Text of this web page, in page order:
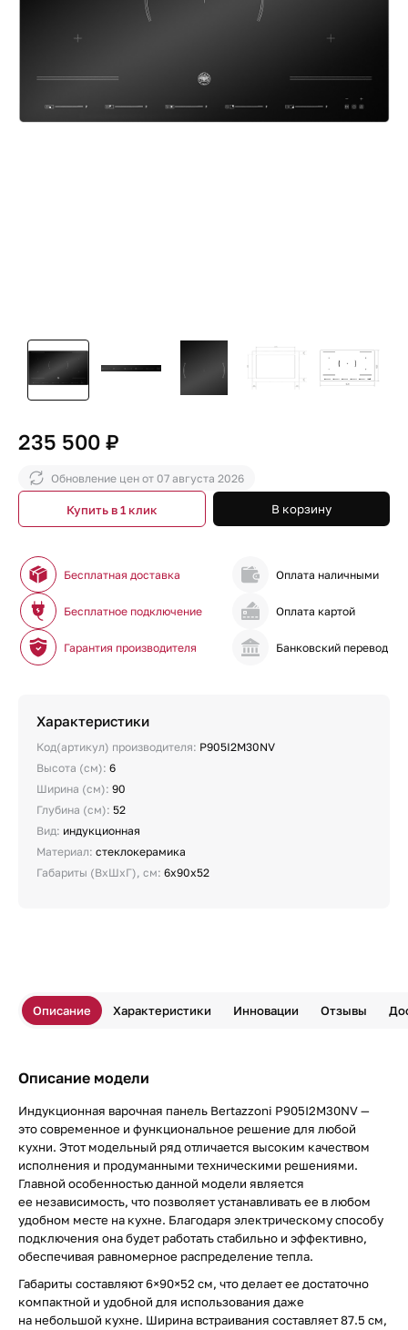
235 500 ₽
Обновление цен от 07 августа 2026
В корзину
Купить в 1 клик
Бесплатная доставка
Бесплатное подключение
Гарантия производителя
Оплата наличными
Оплата картой
Банковский перевод
Характеристики
Код(артикул) производителя: P905I2M30NV
Высота (см): 6
Ширина (см): 90
Глубина (см): 52
Вид: индукционная
Материал: стеклокерамика
Габариты (ВхШхГ), см: 6х90х52
Описание Характеристики Инновации Отзывы
Описание модели
Индукционная варочная панель Bertazzoni P905I2M30NV —
это современное и функциональное решение для любой
кухни. Этот модельный ряд отличается высоким качеством
исполнения и продуманными техническими решениями.
Главной особенностью данной модели является
ее независимость, что позволяет устанавливать ее в любом
удобном месте на кухне. Благодаря электрическому способу
подключения она будет работать стабильно и эффективно,
обеспечивая равномерное распределение тепла.
Габариты составляют 6×90×52 см, что делает ее достаточно
компактной и удобной для использования даже
на небольшой кухне. Ширина встраивания составляет 87.5 см,